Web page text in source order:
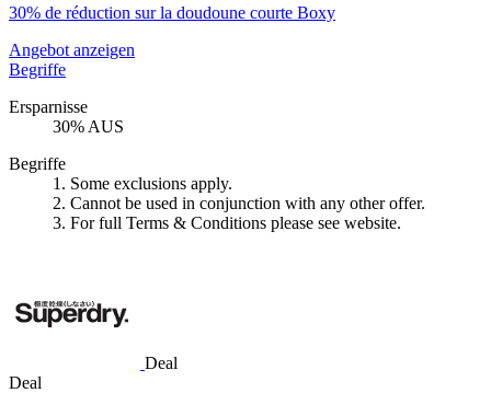
30% de réduction sur la doudoune courte Boxy
Angebot anzeigen
Begriffe
Ersparnisse
30% AUS
Begriffe
1. Some exclusions apply.
2. Cannot be used in conjunction with any other offer.
3. For full Terms & Conditions please see website.
Deal
Deal